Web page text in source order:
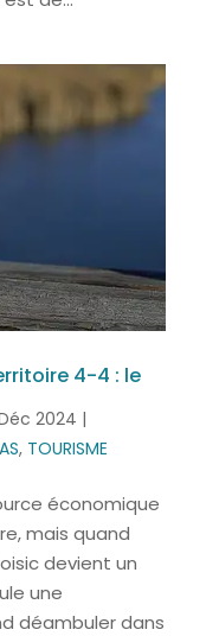
4-4 : le
2024 |
, TOURISME
économique
mais quand
devient un
une
déambuler dans